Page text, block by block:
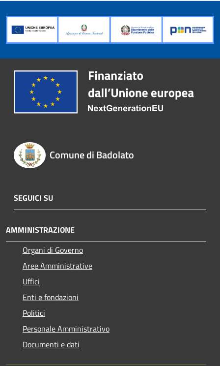
Comune di Badolato
SEGUICI SU
AMMINISTRAZIONE
Organi di Governo
Aree Amministrative
Uffici
Enti e fondazioni
Politici
Personale Amministrativo
Documenti e dati